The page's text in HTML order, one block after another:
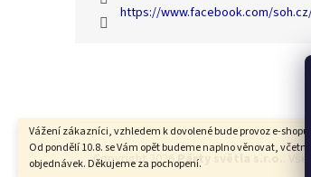
Vážení zákazníci, vzhledem k dovolené bude provoz e-shopu
Od pondělí 10.8. se Vám opět budeme naplno věnovat,
objednávek. Děkujeme za pochopení.
https://www.facebook.com/
Copyright 2026Párty světla s.r.o. .